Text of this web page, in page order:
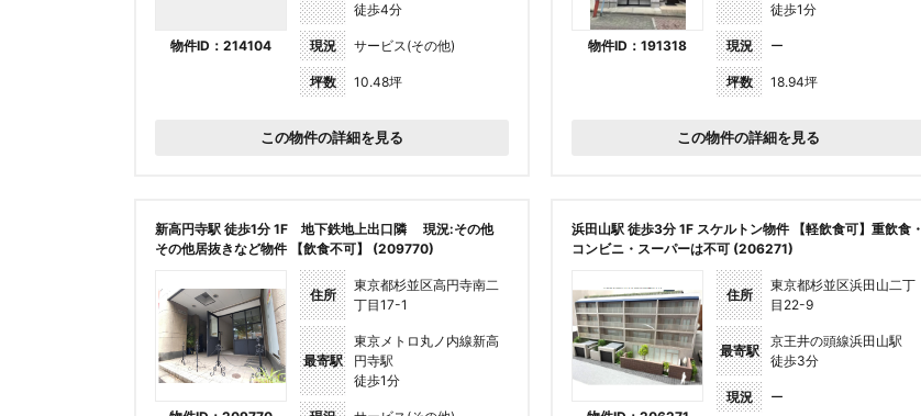
物件ID：214104
徒歩4分
現況 サービス(その他)
坪数 10.48坪
この物件の詳細を見る
物件ID：191318
徒歩1分
現況 ー
坪数 18.94坪
この物件の詳細を見る
新高円寺駅 徒歩1分 1F 地下鉄地上出口隣 現況:その他
その他居抜きなど物件 【飲食不可】 (209770)
住所
東京都杉並区高円寺南二
丁目17-1
最寄駅
東京メトロ丸ノ内線新高
円寺駅
徒歩1分
浜田山駅 徒歩3分 1F スケルトン物件 【軽飲食可】重飲食・
コンビニ・スーパーは不可 (206271)
住所
東京都杉並区浜田山二丁
目22-9
最寄駅
京王井の頭線浜田山駅
徒歩3分
現況 ー